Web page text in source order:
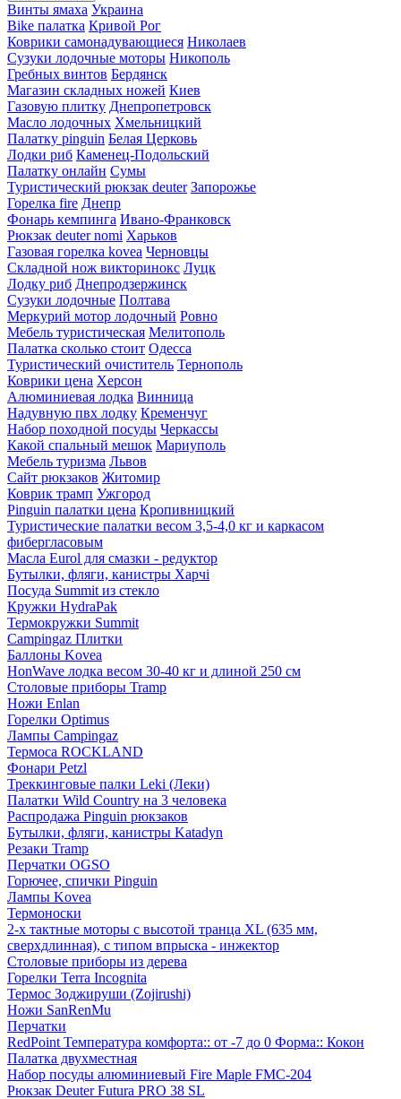
Винты ямаха Украина
Bike палатка Кривой Рог
Коврики самонадувающиеся Николаев
Сузуки лодочные моторы Никополь
Гребных винтов Бердянск
Магазин складных ножей Киев
Газовую плитку Днепропетровск
Масло лодочных Хмельницкий
Палатку pinguin Белая Церковь
Лодки риб Каменец-Подольский
Палатку онлайн Сумы
Туристический рюкзак deuter Запорожье
Горелка fire Днепр
Фонарь кемпинга Ивано-Франковск
Рюкзак deuter nomi Харьков
Газовая горелка kovea Черновцы
Складной нож викторинокс Луцк
Лодку риб Днепродзержинск
Сузуки лодочные Полтава
Меркурий мотор лодочный Ровно
Мебель туристическая Мелитополь
Палатка сколько стоит Одесса
Туристический очиститель Тернополь
Коврики цена Херсон
Алюминиевая лодка Винница
Надувную пвх лодку Кременчуг
Набор походной посуды Черкассы
Какой спальный мешок Мариуполь
Мебель туризма Львов
Сайт рюкзаков Житомир
Коврик трамп Ужгород
Pinguin палатки цена Кропивницкий
Туристические палатки весом 3,5-4,0 кг и каркасом
фибергласовым
Масла Eurol для смазки - редуктор
Бутылки, фляги, канистры Харчі
Посуда Summit из стекло
Кружки HydraPak
Термокружки Summit
Campingaz Плитки
Баллоны Kovea
HonWave лодка весом 30-40 кг и длиной 250 см
Столовые приборы Tramp
Ножи Enlan
Горелки Optimus
Лампы Campingaz
Термоса ROCKLAND
Фонари Petzl
Треккинговые палки Leki (Леки)
Палатки Wild Country на 3 человека
Распродажа Pinguin рюкзаков
Бутылки, фляги, канистры Katadyn
Резаки Tramp
Перчатки OGSO
Горючее, спички Pinguin
Лампы Kovea
Термоноски
2-х тактные моторы с высотой транца XL (635 мм,
сверхдлинная), с типом впрыска - инжектор
Столовые приборы из дерева
Горелки Terra Incognita
Термос Зоджируши (Zojirushi)
Ножи SanRenMu
Перчатки
RedPoint Температура комфорта:: от -7 до 0 Форма:: Кокон
Палатка двухместная
Набор посуды алюминиевый Fire Maple FMC-204
Рюкзак Deuter Futura PRO 38 SL